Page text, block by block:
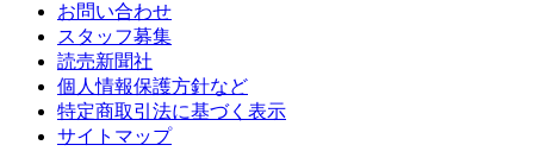
お問い合わせ
スタッフ募集
読売新聞社
個人情報保護方針など
特定商取引法に基づく表示
サイトマップ